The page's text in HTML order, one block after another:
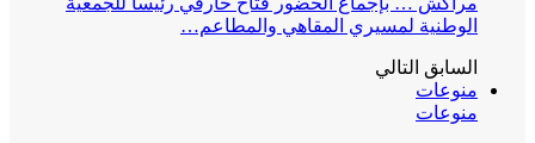
الوطنية لمسيري المقاهي والمطاعم…
السابق التالي
منوعات
منوعات